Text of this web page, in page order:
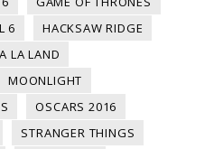
6
HACKSAW RIDGE
LA LAND
MOONLIGHT
OSCARS 2016
STRANGER THINGS